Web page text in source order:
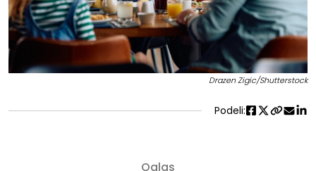
Drazen Zigic/Shutterstock
Podeli: